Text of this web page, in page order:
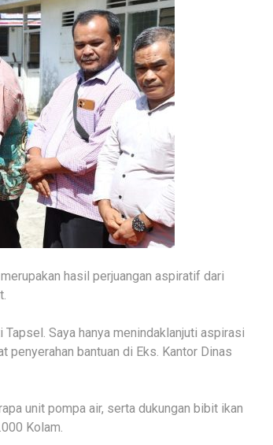
hasil perjuangan aspiratif dari
Saya hanya menindaklanjuti aspirasi
penyerahan bantuan di Eks. Kantor Dinas
unit pompa air, serta dukungan bibit ikan
Kolam.